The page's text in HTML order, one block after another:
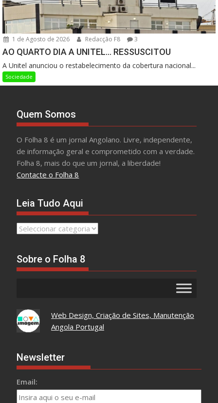
1 de Agosto de 2026 Redacção F8 3
AO QUARTO DIA A UNITEL… RESSUSCITOU
A Unitel anunciou o restabelecimento da cobertura nacional...
Sociedade
Quem Somos
O Folha 8 é um jornal Angolano. Livre, independente,
de informação geral e comprometido com a verdade.
Folha 8, mais do que um jornal, a liberdade!
Contacte o Folha 8
Leia Tudo Aqui
Leia
Sobre o Folha 8
Web Design, Criação de Sites, Manutenção
Angola Portugal
Newsletter
Email: